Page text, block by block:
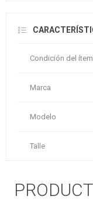
Condición del ítem
Marca
Modelo
Talle